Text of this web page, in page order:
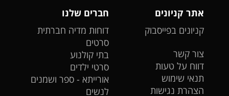
אתר קניונים
קניונים בפייסבוק
צור קשר
דווח על טעות
תנאי שימוש
הצהרת נגישות
חברים שלנו
דוחות מדיה חברתית
סרטים
בתי קולנוע
סרטי ילדים
אורייתא - ספר ושמנים
לנשים